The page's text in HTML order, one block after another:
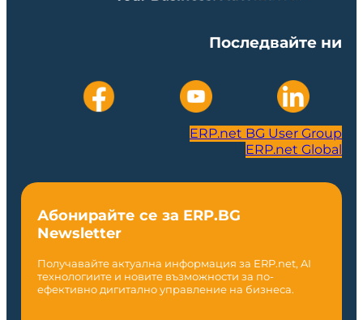
Последвайте ни
ERP.net BG User Group
ERP.net Global
Абонирайте се за ERP.BG
Newsletter
Получавайте актуална информация за ERP.net, AI
технологиите и новите възможности за по-
ефективно дигитално управление на бизнеса.